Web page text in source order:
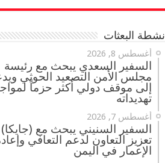
أنشطة البعثات
أغسطس 8, 2026
السفير السعدي يبحث مع رئيسة
مجلس الأمن التصعيد الحوثي
إلى موقف دولي أكثر حزماً
تهديداته
أغسطس 7, 2026
السفير السنيني يبحث مع (جايكا)
تعزيز التعاون لدعم التعافي
الإعمار في اليمن